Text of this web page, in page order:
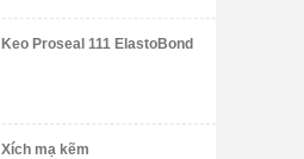
Keo Proseal 111 ElastoBond
Xích mạ kẽm